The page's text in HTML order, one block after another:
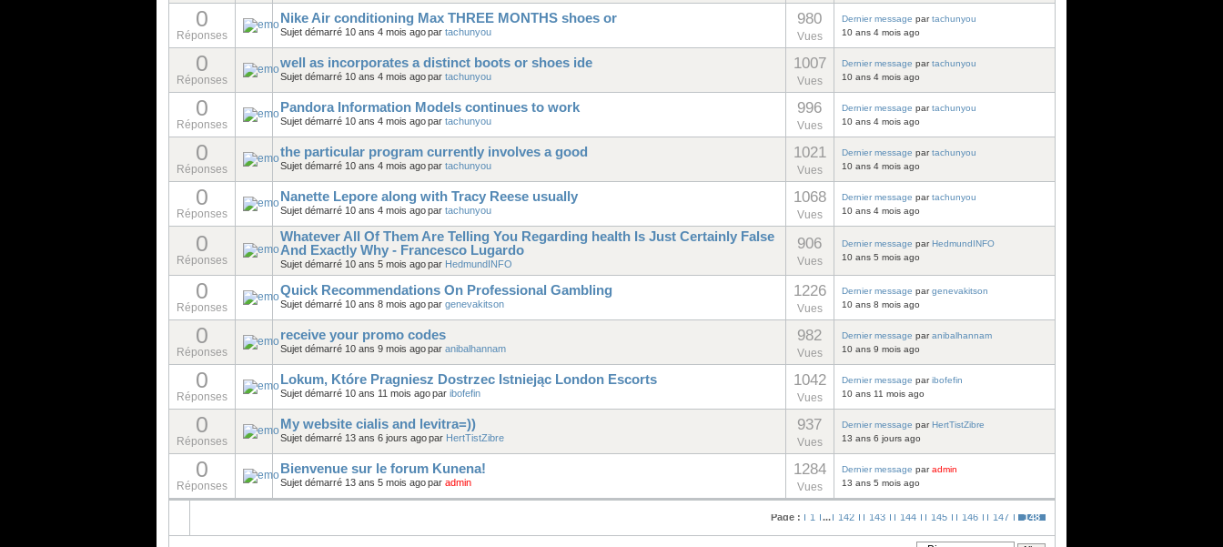
0
Réponses
Nike Air conditioning Max THREE MONTHS shoes or
Sujet démarré 10 ans 4 mois ago par tachunyou
980
Vues
Dernier message partachunyou
10 ans 4 mois ago
0
Réponses
well as incorporates a distinct boots or shoes ide
Sujet démarré 10 ans 4 mois ago par tachunyou
1007
Vues
Dernier message partachunyou
10 ans 4 mois ago
0
Réponses
Pandora Information Models continues to work
Sujet démarré 10 ans 4 mois ago par tachunyou
996
Vues
Dernier message partachunyou
10 ans 4 mois ago
0
Réponses
the particular program currently involves a good
Sujet démarré 10 ans 4 mois ago par tachunyou
1021
Vues
Dernier message partachunyou
10 ans 4 mois ago
0
Réponses
Nanette Lepore along with Tracy Reese usually
Sujet démarré 10 ans 4 mois ago par tachunyou
1068
Vues
Dernier message partachunyou
10 ans 4 mois ago
0
Réponses
Whatever All Of Them Are Telling You Regarding health Is Just Certainly False
And Exactly Why - Francesco Lugardo
Sujet démarré 10 ans 5 mois ago par HedmundINFO
906
Vues
Dernier message parHedmundINFO
10 ans 5 mois ago
0
Réponses
Quick Recommendations On Professional Gambling
Sujet démarré 10 ans 8 mois ago par genevakitson
1226
Vues
Dernier message pargenevakitson
10 ans 8 mois ago
0
Réponses
receive your promo codes
Sujet démarré 10 ans 9 mois ago par anibalhannam
982
Vues
Dernier message paranibalhannam
10 ans 9 mois ago
0
Réponses
Lokum, Które Pragniesz Dostrzec Istniejąc London Escorts
Sujet démarré 10 ans 11 mois ago par ibofefin
1042
Vues
Dernier message paribofefin
10 ans 11 mois ago
0
Réponses
My website cialis and levitra=))
Sujet démarré 13 ans 6 jours ago par HertTistZibre
937
Vues
Dernier message parHertTistZibre
13 ans 6 jours ago
0
Réponses
Bienvenue sur le forum Kunena!
Sujet démarré 13 ans 5 mois ago par admin
1284
Vues
Dernier message paradmin
13 ans 5 mois ago
Page : 1 ... 142 143 144 145 146 147 148